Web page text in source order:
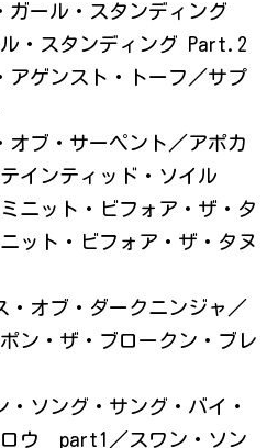
ガール・スタンディング
・スタンディング Part.2
アゲンスト・トーフ／サプ
オブ・サーペント／アポカ
インティッド・ソイル
ニット・ビフォア・ザ・タ
ット・ビフォア・ザ・タヌ
・オブ・ダークニンジャ／
ン・ザ・ブロークン・ブレ
ソング・サング・バイ・
ロウ part1／スワン・ソン